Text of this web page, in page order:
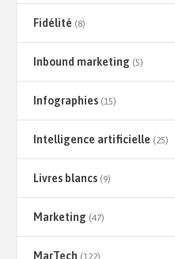
Fidélité (8)
Inbound marketing (5)
Infographies (15)
Intelligence artificielle (25)
Livres blancs (9)
Marketing (47)
MarTech (122)